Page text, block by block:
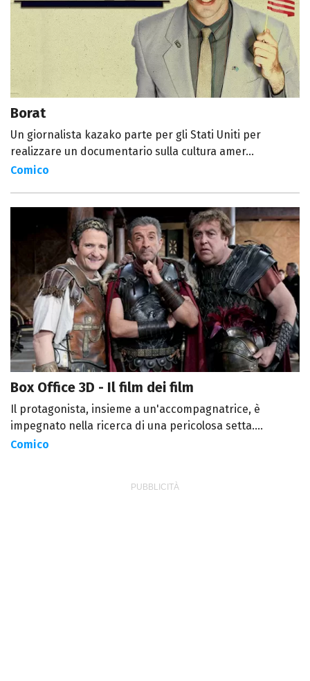
Borat
Un giornalista kazako parte per gli Stati Uniti per
realizzare un documentario sulla cultura amer...
Comico
Box Office 3D - Il film dei film
Il protagonista, insieme a un'accompagnatrice, è
impegnato nella ricerca di una pericolosa setta....
Comico